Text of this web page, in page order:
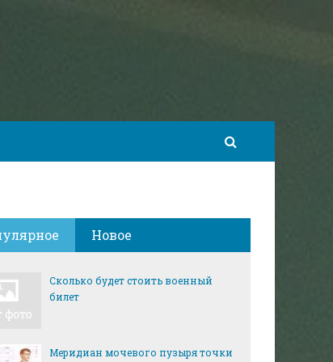
Новое
Сколько будет стоить военный
билет
Меридиан мочевого пузыря точки